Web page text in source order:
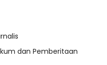
dan Pemberitaan